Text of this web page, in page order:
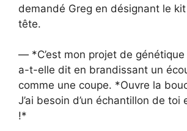
demandé Greg en désignant le kit
tête.
— *C’est mon projet de génétique
a-t-elle dit en brandissant un
comme une coupe. *Ouvre la
J’ai besoin d’un échantillon de toi
!*